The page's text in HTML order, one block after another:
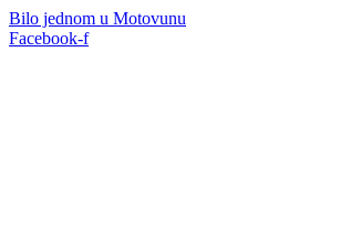
Bilo jednom u Motovunu
Facebook-f